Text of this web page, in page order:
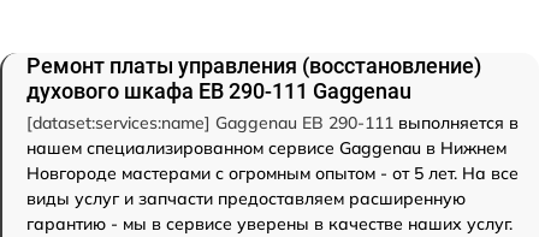
Ремонт платы управления (восстановление)
духового шкафа EB 290-111 Gaggenau
[dataset:services:name] Gaggenau EB 290-111 выполняется в
нашем специализированном сервисе Gaggenau в Нижнем
Новгороде мастерами с огромным опытом - от 5 лет. На все
виды услуг и запчасти предоставляем расширенную
гарантию - мы в сервисе уверены в качестве наших услуг.